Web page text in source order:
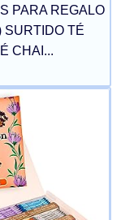
PARA REGALO
SURTIDO TÉ
CHAI...